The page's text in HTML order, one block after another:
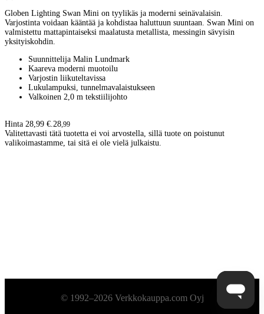
Globen Lighting Swan Mini on tyylikäs ja moderni seinävalaisin.
Varjostinta voidaan kääntää ja kohdistaa haluttuun suuntaan. Swan Mini on
valmistettu mattapintaiseksi maalatusta metallista, messingin sävyisin
yksityiskohdin.
Suunnittelija Malin Lundmark
Kaareva moderni muotoilu
Varjostin liikuteltavissa
Lukulampuksi, tunnelmavalaistukseen
Valkoinen 2,0 m tekstiilijohto
Hinta 28,99 €. 28,99
Valitettavasti tätä tuotetta ei voi arvostella, sillä tuote on poistunut
valikoimastamme, tai sitä ei ole vielä julkaistu.
Alatunniste© 1992–2026 Verkkokauppa.com Oyj